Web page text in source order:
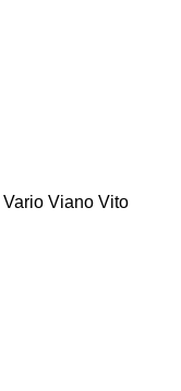
Vario Viano Vito